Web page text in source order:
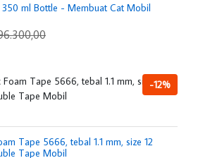
350 ml Bottle - Membuat Cat Mobil
-12%
Tape 5666, tebal 1.1 mm, size 12
Tape Mobil